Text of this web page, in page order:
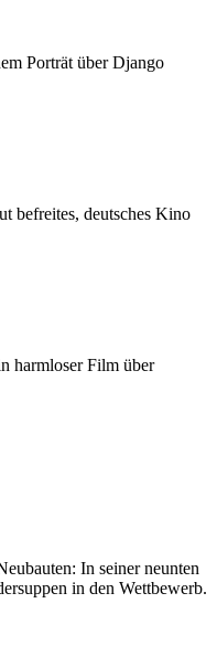
Porträt über Django
befreites, deutsches Kino
harmloser Film über
In seiner neunten
in den Wettbewerb.